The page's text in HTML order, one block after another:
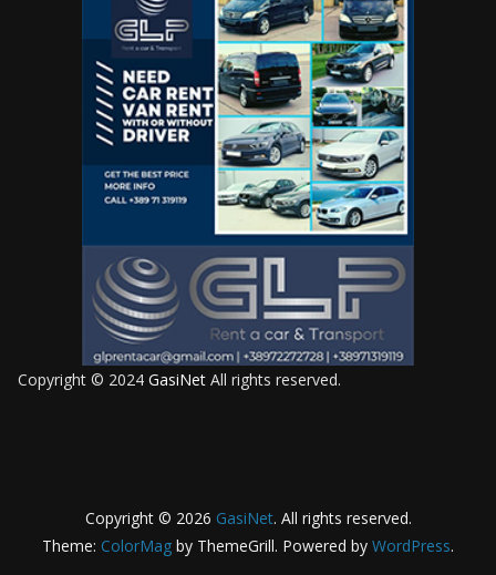
Copyright © 2024 GasiNet All rights reserved.
Copyright © 2026 GasiNet. All rights reserved.
Theme: ColorMag by ThemeGrill. Powered by WordPress.